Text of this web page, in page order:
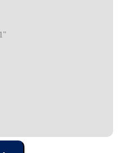
de instrumentos de percusión